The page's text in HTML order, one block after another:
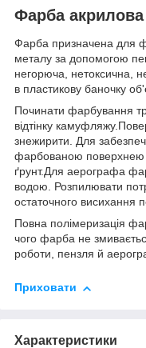
Фарба
Фарба призначена для
металу за допомогою
негорюча, нетоксична,
в пластикову баночку
Починати фарбування
відтінку
знежирити. Для
фарбованою поверхнею
ґрунт.Для аерографа
водою. Розпилювати
остаточного висихання
Повна полімеризація
чого фарба не
роботи, пензля й
Приховати
Характеристики